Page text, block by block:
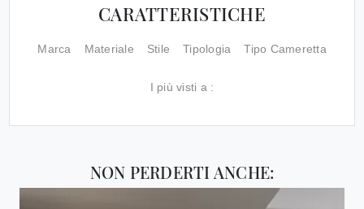
CARATTERISTICHE
Marca Materiale Stile Tipologia Tipo Cameretta
I più visti a :
NON PERDERTI ANCHE: